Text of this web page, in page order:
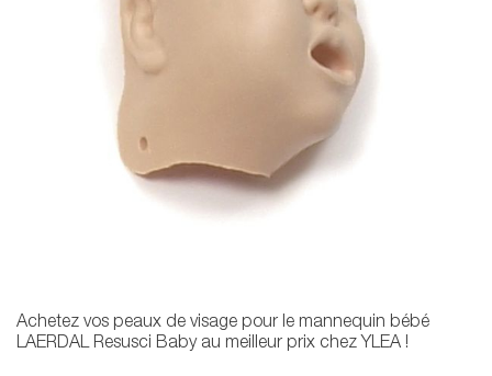
Achetez vos peaux de visage pour le mannequin bébé
LAERDAL Resusci Baby au meilleur prix chez YLEA !